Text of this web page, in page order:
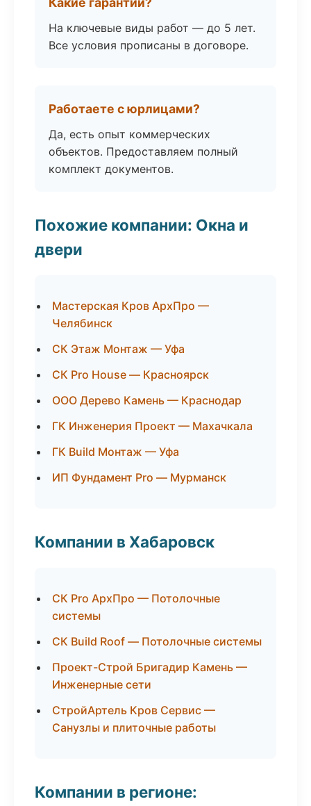
На ключевые виды работ — до 5 лет.
Все условия прописаны в договоре.
Работаете с юрлицами?
Да, есть опыт коммерческих
объектов. Предоставляем полный
комплект документов.
Похожие компании: Окна и
двери
Мастерская Кров АрхПро —
Челябинск
СК Этаж Монтаж — Уфа
СК Pro House — Красноярск
ООО Дерево Камень — Краснодар
ГК Инженерия Проект — Махачкала
ГК Build Монтаж — Уфа
ИП Фундамент Pro — Мурманск
Компании в Хабаровск
СК Pro АрхПро — Потолочные
системы
СК Build Roof — Потолочные системы
Проект-Строй Бригадир Камень —
Инженерные сети
СтройАртель Кров Сервис —
Санузлы и плиточные работы
Компании в регионе: